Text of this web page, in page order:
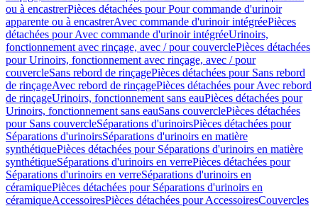
ou à encastrerPièces détachées pour Pour commande d'urinoir
apparente ou à encastrerAvec commande d'urinoir intégréePièces
détachées pour Avec commande d'urinoir intégréeUrinoirs,
fonctionnement avec rinçage, avec / pour couverclePièces détachées
pour Urinoirs, fonctionnement avec rinçage, avec / pour
couvercleSans rebord de rinçagePièces détachées pour Sans rebord
de rinçageAvec rebord de rinçagePièces détachées pour Avec rebord
de rinçageUrinoirs, fonctionnement sans eauPièces détachées pour
Urinoirs, fonctionnement sans eauSans couverclePièces détachées
pour Sans couvercleSéparations d'urinoirsPièces détachées pour
Séparations d'urinoirsSéparations d'urinoirs en matière
synthétiquePièces détachées pour Séparations d'urinoirs en matière
synthétiqueSéparations d'urinoirs en verrePièces détachées pour
Séparations d'urinoirs en verreSéparations d'urinoirs en
céramiquePièces détachées pour Séparations d'urinoirs en
céramiqueAccessoiresPièces détachées pour AccessoiresCouvercles